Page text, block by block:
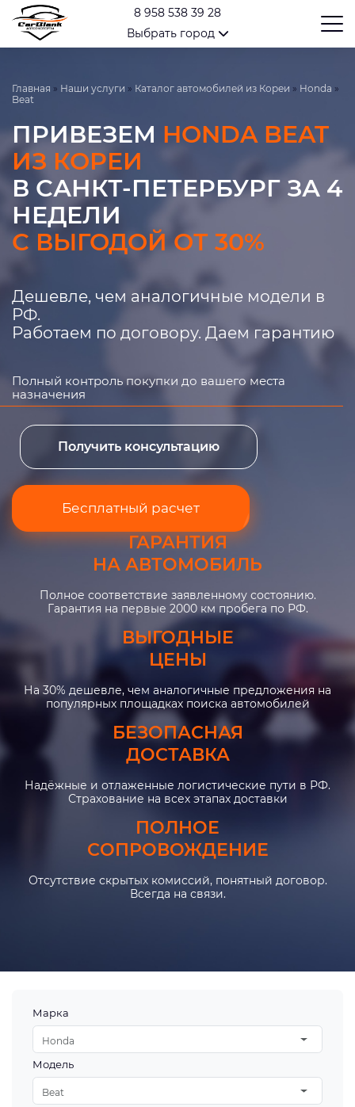
8 958 538 39 28
Выбрать город
Главная » Наши услуги » Каталог автомобилей из Кореи » Honda »
Beat
ПРИВЕЗЕМ HONDA BEAT
ИЗ КОРЕИ
В САНКТ-ПЕТЕРБУРГ ЗА 4
НЕДЕЛИ
С ВЫГОДОЙ ОТ 30%
Дешевле, чем аналогичные модели в
РФ.
Работаем по договору. Даем гарантию
Полный контроль покупки до вашего места
назначения
Получить консультацию
Бесплатный расчет
ГАРАНТИЯ
НА АВТОМОБИЛЬ
Полное соответствие заявленному состоянию.
Гарантия на первые 2000 км пробега по РФ.
ВЫГОДНЫЕ
ЦЕНЫ
На 30% дешевле, чем аналогичные предложения на
популярных площадках поиска автомобилей
БЕЗОПАСНАЯ
ДОСТАВКА
Надёжные и отлаженные логистические пути в РФ.
Страхование на всех этапах доставки
ПОЛНОЕ
СОПРОВОЖДЕНИЕ
Отсутствие скрытых комиссий, понятный договор.
Всегда на связи.
Марка
Honda
Модель
Beat